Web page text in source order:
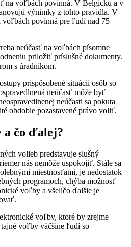
na voľbách povinná. V Belgicku a v
výnimky z tohto pravidla. V
voľbách povinná pre ľudí nad 75
neúčasť na voľbách písomne
priložiť príslušné dokumenty.
s úradníkom.
prispôsobené situácii osôb so
neúčasť môže byť
neúčasti sa pokuta
obdobie pozastavené právo voliť.
a čo ďalej?
volieb predstavuje slušný
nás nemôže uspokojiť. Stále sa
miestnosťami, je nedostatok
programoch, chýba možnosť
voľby a všeličo ďalšie je
voľby, ktoré by zrejme
voľby väčšine ľudí so